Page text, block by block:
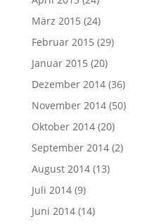
März 2015 (24)
Februar 2015 (29)
Januar 2015 (20)
Dezember 2014(36)
November 2014(50)
Oktober 2014(20)
September 2014(2)
August 2014(13)
Juli 2014(9)
Juni 2014(14)